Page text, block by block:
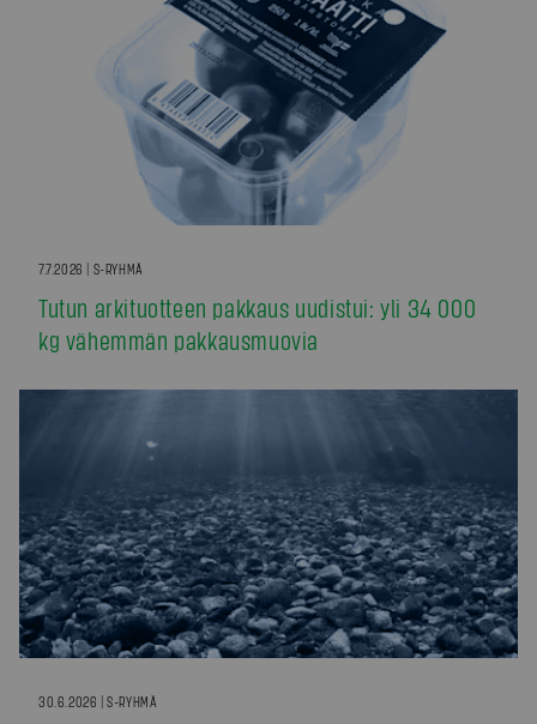
7.7.2026 | S-RYHMÄ
Tutun arkituotteen pakkaus uudistui: yli 34 000
kg vähemmän pakkausmuovia
30.6.2026 | S-RYHMÄ